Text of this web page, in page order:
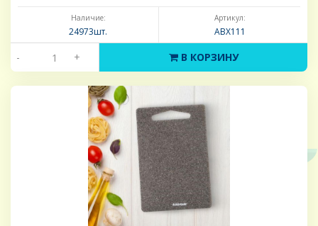
Наличие:
24973шт.
Артикул:
ABX111
- + В КОРЗИНУ